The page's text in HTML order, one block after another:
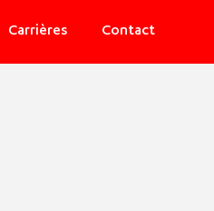
Carrières Contact